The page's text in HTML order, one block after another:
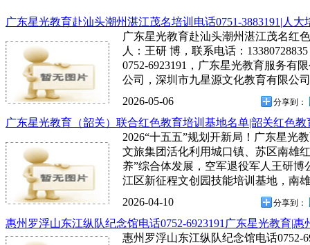
广东星光教育赴汕头潮州湛江茂名培训电话0751-3883191|人大
广东星光教育赴汕头潮州湛江茂名红
人：王研 博，联系电话：
0752-6923191，广东星光教育服务有
公司，深圳市九星源文化教育有限公司
2026-05-06
分享到：
广东星光教育（韶关）联合红色教育培训基地名单|韶关红色教
2026“十五五”规划开新局！广东星光
文旅集团活化利用城口镇、苏区南雄
养”综合体发展，空军退役军人王研
江区新征程文创园技能培训基地，南
2026-04-10
分享到：
惠州罗浮山东江纵队纪念馆电话0752-6923191广东星光教育|惠
惠州罗浮山东江纵队纪念馆电话0752-